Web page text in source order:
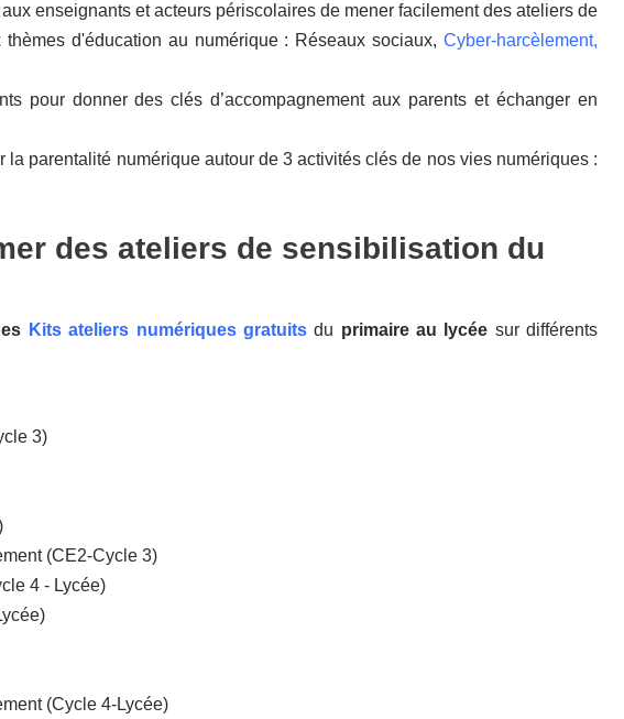
enseignants et acteurs périscolaires de mener facilement des ateliers de
d'éducation au numérique : Réseaux sociaux, Cyber-harcèlement,
pour donner des clés d’accompagnement aux parents et échanger en
la parentalité numérique autour de 3 activités clés de nos vies numériques :
des ateliers de sensibilisation du
Kits ateliers numériques gratuitsdu primaire au lycée sur différents
3)
(CE2-Cycle 3)
4 - Lycée)
(Cycle 4-Lycée)